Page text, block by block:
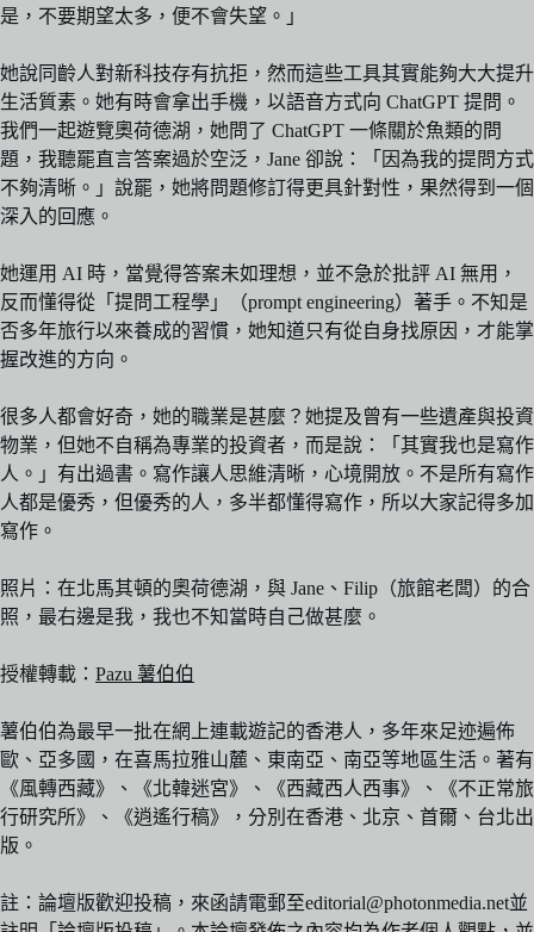
是，不要期望太多，便不會失望。」
她說同齡人對新科技存有抗拒，然而這些工具其實能夠大大提升
生活質素。她有時會拿出手機，以語音方式向 ChatGPT 提問。
我們一起遊覽奧荷德湖，她問了 ChatGPT 一條關於魚類的問
題，我聽罷直言答案過於空泛，Jane 卻說：「因為我的提問方式
不夠清晰。」說罷，她將問題修訂得更具針對性，果然得到一個
深入的回應。
她運用 AI 時，當覺得答案未如理想，並不急於批評 AI 無用，
反而懂得從「提問工程學」（prompt engineering）著手。不知是
否多年旅行以來養成的習慣，她知道只有從自身找原因，才能掌
握改進的方向。
很多人都會好奇，她的職業是甚麼？她提及曾有一些遺產與投資
物業，但她不自稱為專業的投資者，而是說：「其實我也是寫作
人。」有出過書。寫作讓人思維清晰，心境開放。不是所有寫作
人都是優秀，但優秀的人，多半都懂得寫作，所以大家記得多加
寫作。
照片：在北馬其頓的奧荷德湖，與 Jane、Filip（旅館老闆）的合
照，最右邊是我，我也不知當時自己做甚麼。
授權轉載： Pazu 薯伯伯
薯伯伯為最早一批在網上連載遊記的香港人，多年來足迹遍佈
歐、亞多國，在喜馬拉雅山麓、東南亞、南亞等地區生活。著有
《風轉西藏》、《北韓迷宮》、《西藏西人西事》、《不正常旅
行研究所》、《逍遙行稿》，分別在香港、北京、首爾、台北出
版。
註：論壇版歡迎投稿，來函請電郵至editorial@photonmedia.net並